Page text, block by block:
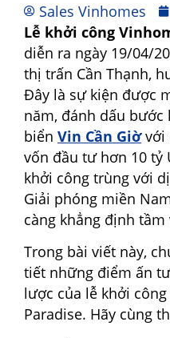
Sales Vinhomes
Lễ khởi công
diễn ra ngày 19/04/
thị trấn Cần Thạnh,
Đây là sự kiện được
năm, đánh dấu bước
biển Vin Cần Giờvới
vốn đầu tư hơn 10 tỷ
khởi công trùng với
Giải phóng miền
càng khẳng định
Trong bài viết này,
tiết những điểm ấn
lược của lễ khởi
Paradise. Hãy cùng